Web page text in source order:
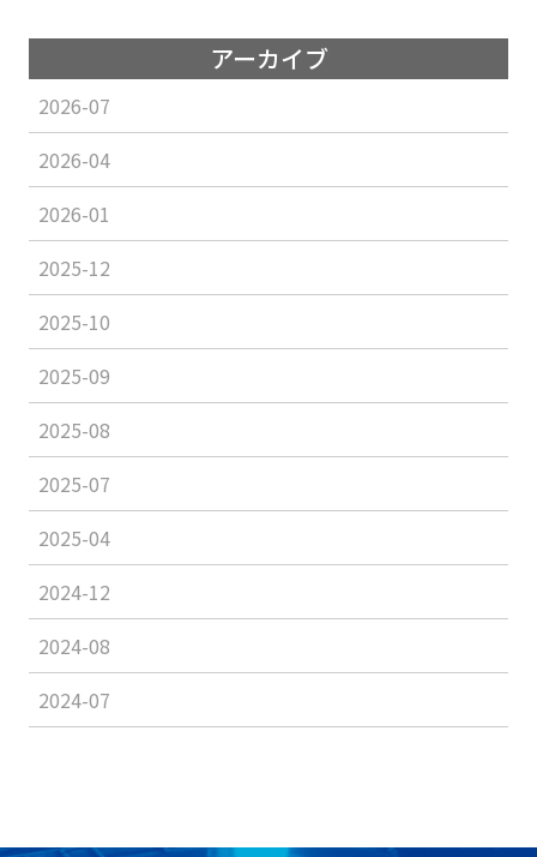
アーカイブ
2026-07
2026-04
2026-01
2025-12
2025-10
2025-09
2025-08
2025-07
2025-04
2024-12
2024-08
2024-07